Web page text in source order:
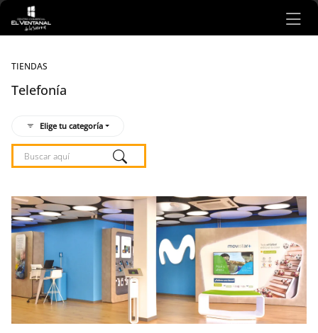
Ir al contenido principal
TIENDAS
Telefonía
Elige tu categoría
Listado de locales